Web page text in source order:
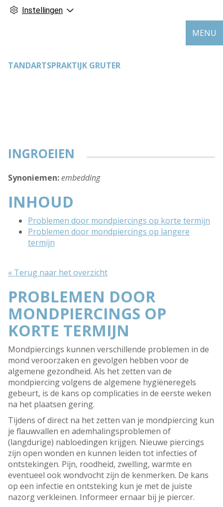
Instellingen
TANDARTSPRAKTIJK GRUTER
MENU
INGROEIEN
Synoniemen:embedding
INHOUD
Problemen door mondpiercings op korte termijn
Problemen door mondpiercings op langere
termijn
« Terug naar het overzicht
PROBLEMEN DOOR
MONDPIERCINGS OP
KORTE TERMIJN
Mondpiercings kunnen verschillende problemen in de
mond veroorzaken en gevolgen hebben voor de
algemene gezondheid. Als het zetten van de
mondpiercing volgens de algemene hygiëneregels
gebeurt, is de kans op complicaties in de eerste weken
na het plaatsen gering.
Tijdens of direct na het zetten van je mondpiercing kun
je flauwvallen en ademhalingsproblemen of
(langdurige) nabloedingen krijgen. Nieuwe piercings
zijn open wonden en kunnen leiden tot infecties of
ontstekingen. Pijn, roodheid, zwelling, warmte en
eventueel ook wondvocht zijn de kenmerken. De kans
op een infectie en ontsteking kun je met de juiste
nazorg verkleinen. Informeer ernaar bij je piercer.